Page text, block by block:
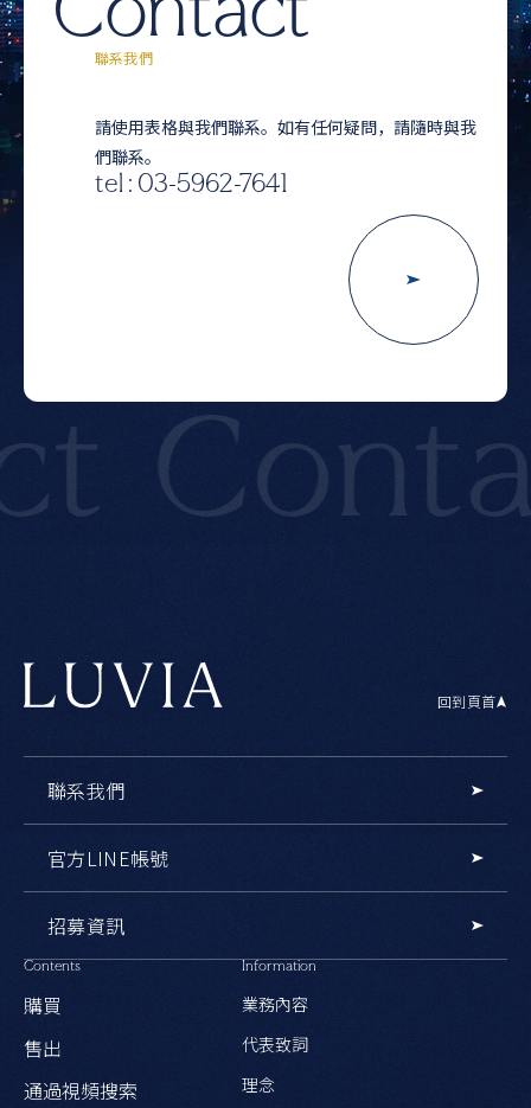
聯系我們
請使用表格與我們聯系。如有任何疑問，請隨時與我
們聯系。
tel : 03-5962-7641
回到頁首
Contents
購買
售出
通過視頻搜索
Information
業務內容
代表致詞
理念
聯系我們
官方LINE帳號
招募資訊